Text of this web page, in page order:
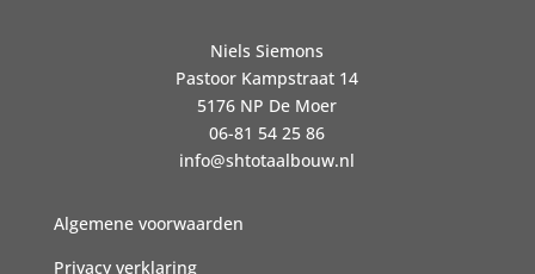
Niels Siemons
Pastoor Kampstraat 14
5176 NP De Moer
06-81 54 25 86
info@shtotaalbouw.nl
Algemene voorwaarden
Privacy verklaring